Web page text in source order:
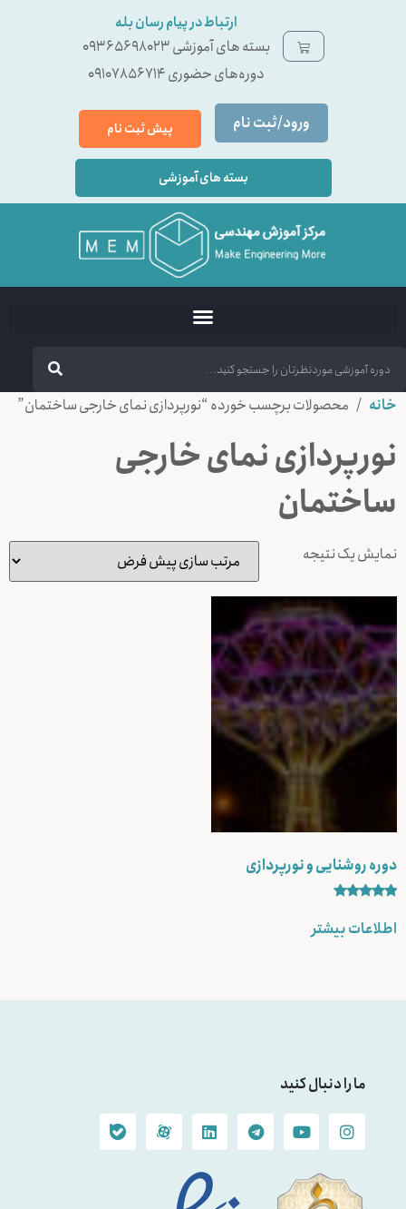
ارتباط در پیام رسان بله
بسته ‌های آموزشی 09365698023
دوره‌های حضوری 09107856714
ورود/ثبت نام پیش ثبت نام
بسته های آموزشی
خانه / محصولات برچسب خورده “نورپردازی نمای خارجی ساختمان”
نورپردازی نمای خارجی
ساختمان
نمایش یک نتیجه
دوره روشنایی و نورپردازی
5.00
از 5
اطلاعات بیشتر
ما را دنبال کنید